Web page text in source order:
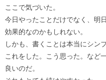
ここで気づいた。
今日やったことだけでなく、明
効果的なのかもしれない。
しかも、書くことは本当にシン
これをした。こう思った。など
良いのだ。